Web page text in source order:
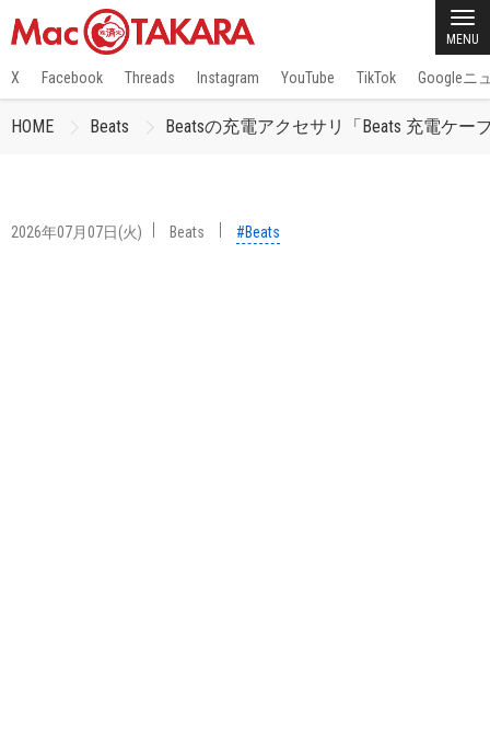
MENU
X Facebook Threads Instagram YouTube TikTok Googleニ
HOME Beats Beatsの充電アクセサリ「Beats 充電ケー
2026年07月07日(火) Beats #Beats